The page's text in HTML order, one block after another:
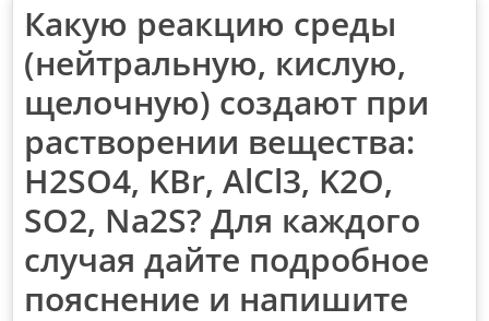
Какую реакцию среды
(нейтральную, кислую,
щелочную) создают при
растворении вещества:
H2SO4, KBr, AlCl3, K2O,
SO2, Na2S? Для каждого
случая дайте подробное
пояснение и напишите